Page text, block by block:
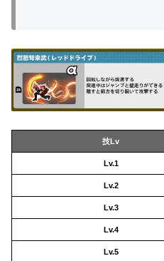
技Lv
Lv.1
Lv.2
Lv.3
Lv.4
Lv.5